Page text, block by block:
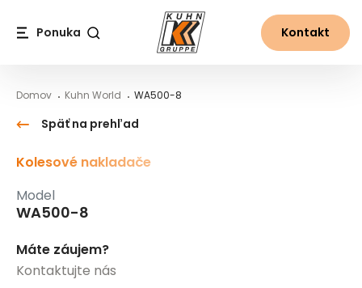
Ponuka
Vyhľadávanie
Kontakt
Domov Kuhn World WA500-8
Späť na prehľad
Kolesové nakladače
Model
WA500-8
Máte záujem?
Kontaktujte nás